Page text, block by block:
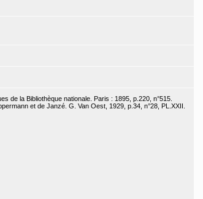
de la Bibliothèque nationale. Paris : 1895, p.220, n°515.
et de Janzé. G. Van Oest, 1929, p.34, n°28, PL.XXII.